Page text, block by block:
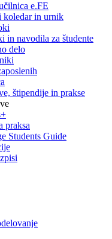
e.FE
koledar in urnik
in navodila za študente
delo
štipendije in prakse
praksa
Students Guide